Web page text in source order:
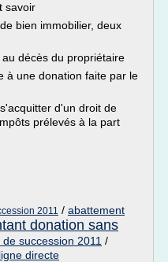
savoir
bien immobilier, deux
décès du propriétaire
à une donation faite par le
d'un droit de
prélevés à la part
2011 / abattement
donation sans
succession 2011 /
directe